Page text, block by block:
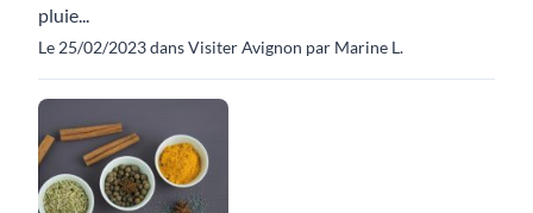
pluie...
Le 25/02/2023 dans Visiter Avignon par Marine L.